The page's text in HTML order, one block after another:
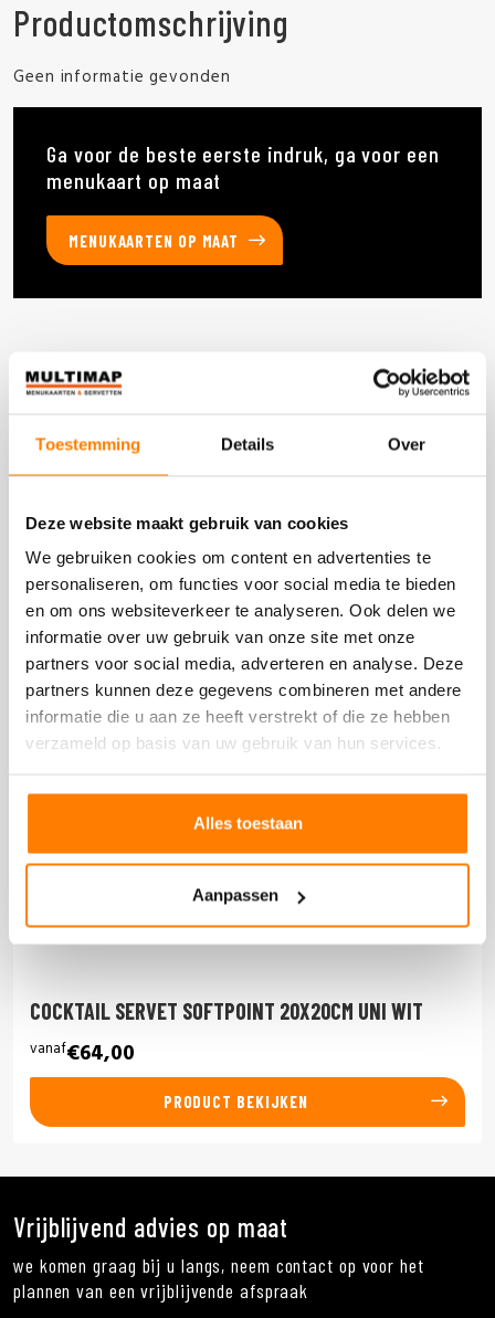
Toestemming Details Over
Deze website maakt gebruik van cookies
We gebruiken cookies om content en advertenties te
personaliseren, om functies voor social media te bieden
en om ons websiteverkeer te analyseren. Ook delen we
informatie over uw gebruik van onze site met onze
partners voor social media, adverteren en analyse. Deze
partners kunnen deze gegevens combineren met andere
informatie die u aan ze heeft verstrekt of die ze hebben
verzameld op basis van uw gebruik van hun services.
Alles toestaan
Aanpassen
Productomschrijving
Geen informatie gevonden
Ga voor de beste eerste indruk, ga voor een
menukaart op maat
MENUKAARTEN OP MAAT
Deze producten heb je eerder bekeken
DOOS 3000 STUKS
COCKTAIL SERVET SOFTPOINT 20X20CM UNI WIT
vanaf€64,00
PRODUCT BEKIJKEN
Vrijblijvend advies op maat
we komen graag bij u langs, neem contact op voor het
plannen van een vrijblijvende afspraak